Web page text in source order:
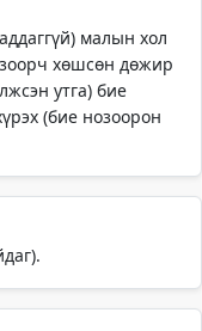
малын хол
хөшсөн дөжир
утга) бие
(бие нозоорон